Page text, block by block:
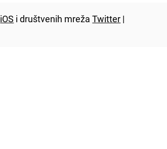
iOS i društvenih mrežaTwitter |